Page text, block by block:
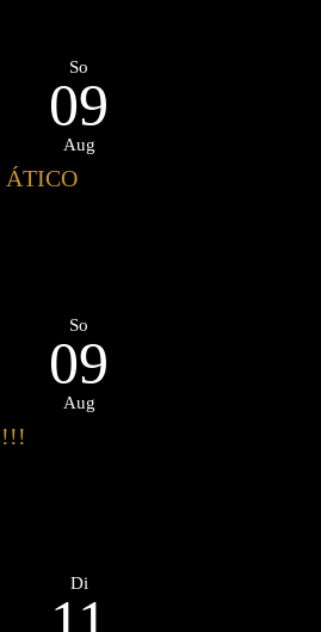
So
09
Aug
So
09
Aug
Di